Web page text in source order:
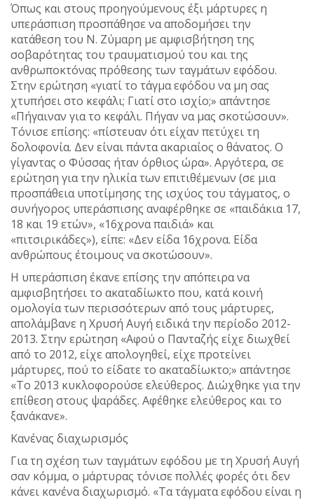
Όπως και στους προηγούμενους έξι μάρτυρες η
υπεράσπιση προσπάθησε να αποδομήσει την
κατάθεση του Ν. Ζύμαρη με αμφισβήτηση της
σοβαρότητας του τραυματισμού του και της
ανθρωποκτόνας πρόθεσης των ταγμάτων εφόδου.
Στην ερώτηση «γιατί το τάγμα εφόδου να μη σας
χτυπήσει στο κεφάλι; Γιατί στο ισχίο;» απάντησε
«Πήγαιναν για το κεφάλι. Πήγαν να μας σκοτώσουν».
Τόνισε επίσης: «πίστευαν ότι είχαν πετύχει τη
δολοφονία. Δεν είναι πάντα ακαριαίος ο θάνατος. Ο
γίγαντας ο Φύσσας ήταν όρθιος ώρα». Αργότερα, σε
ερώτηση για την ηλικία των επιτιθέμενων (σε μια
προσπάθεια υποτίμησης της ισχύος του τάγματος, ο
συνήγορος υπεράσπισης αναφέρθηκε σε «παιδάκια 17,
18 και 19 ετών», «16χρονα παιδιά» και
«πιτσιρικάδες»), είπε: «Δεν είδα 16χρονα. Είδα
ανθρώπους έτοιμους να σκοτώσουν».
Η υπεράσπιση έκανε επίσης την απόπειρα να
αμφισβητήσει το ακαταδίωκτο που, κατά κοινή
ομολογία των περισσότερων από τους μάρτυρες,
απολάμβανε η Χρυσή Αυγή ειδικά την περίοδο 2012-
2013. Στην ερώτηση «Αφού ο Πανταζής είχε διωχθεί
από το 2012, είχε απολογηθεί, είχε προτείνει
μάρτυρες, πού το είδατε το ακαταδίωκτο;» απάντησε
«Το 2013 κυκλοφορούσε ελεύθερος. Διώχθηκε για την
επίθεση στους ψαράδες. Αφέθηκε ελεύθερος και το
ξανάκανε».
Κανένας διαχωρισμός
Για τη σχέση των ταγμάτων εφόδου με τη Χρυσή Αυγή
σαν κόμμα, ο μάρτυρας τόνισε πολλές φορές ότι δεν
κάνει κανένα διαχωρισμό. «Τα τάγματα εφόδου είναι η